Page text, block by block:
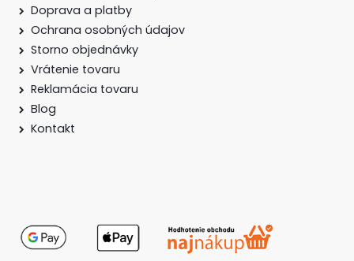
Doprava a platby
Ochrana osobných údajov
Storno objednávky
Vrátenie tovaru
Reklamácia tovaru
Blog
Kontakt